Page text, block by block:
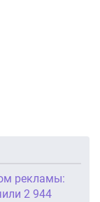
рекламы:
2 944